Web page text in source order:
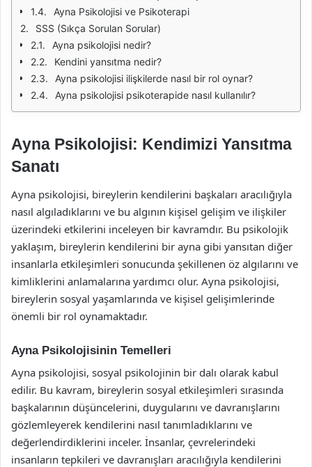
Ayna Psikolojisi ve Psikoterapi
SSS (Sıkça Sorulan Sorular)
Ayna psikolojisi nedir?
Kendini yansıtma nedir?
Ayna psikolojisi ilişkilerde nasıl bir rol oynar?
Ayna psikolojisi psikoterapide nasıl kullanılır?
Ayna Psikolojisi: Kendimizi Yansıtma
Sanatı
Ayna psikolojisi, bireylerin kendilerini başkaları aracılığıyla
nasıl algıladıklarını ve bu algının kişisel gelişim ve ilişkiler
üzerindeki etkilerini inceleyen bir kavramdır. Bu psikolojik
yaklaşım, bireylerin kendilerini bir ayna gibi yansıtan diğer
insanlarla etkileşimleri sonucunda şekillenen öz algılarını ve
kimliklerini anlamalarına yardımcı olur. Ayna psikolojisi,
bireylerin sosyal yaşamlarında ve kişisel gelişimlerinde
önemli bir rol oynamaktadır.
Ayna Psikolojisinin Temelleri
Ayna psikolojisi, sosyal psikolojinin bir dalı olarak kabul
edilir. Bu kavram, bireylerin sosyal etkileşimleri sırasında
başkalarının düşüncelerini, duygularını ve davranışlarını
gözlemleyerek kendilerini nasıl tanımladıklarını ve
değerlendirdiklerini inceler. İnsanlar, çevrelerindeki
insanların tepkileri ve davranışları aracılığıyla kendilerini